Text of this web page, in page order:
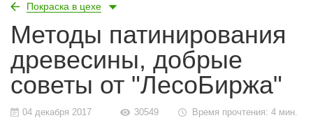
Покраска в цехе
Методы патинирования
древесины, добрые
советы от "ЛесоБиржа"
04 декабря 2017 30549 Время прочтения: 4 мин.